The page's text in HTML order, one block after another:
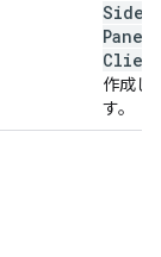
Side
Panel
作成し
す。